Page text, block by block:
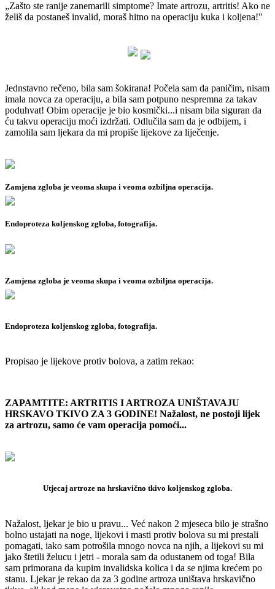
„Zašto ste ranije zanemarili simptome? Imate artrozu, artritis! Ako ne
želiš da postaneš invalid, moraš hitno na operaciju kuka i koljena!"
Jednstavno rečeno, bila sam šokirana! Počela sam da paničim, nisam
imala novca za operaciju, a bila sam potpuno nespremna za takav
poduhvat! Obim operacije je bio kosmički...i nisam bila siguran da
ću takvu operaciju moći izdržati. Odlučila sam da je odbijem, i
zamolila sam ljekara da mi propiše lijekove za liječenje.
Zamjena zgloba je veoma skupa i veoma ozbiljna operacija.
Endoproteza koljenskog zgloba, fotografija.
Zamjena zgloba je veoma skupa i veoma ozbiljna operacija.
Endoproteza koljenskog zgloba, fotografija.
Propisao je lijekove protiv bolova, a zatim rekao:
ZAPAMTITE: ARTRITIS I ARTROZA UNIŠTAVAJU
HRSKAVO TKIVO ZA 3 GODINE! Nažalost, ne postoji lijek
za artrozu, samo će vam operacija pomoći...
Utjecaj artroze na hrskavično tkivo koljenskog zgloba.
Nažalost, ljekar je bio u pravu... Već nakon 2 mjeseca bilo je strašno
bolno ustajati na noge, lijekovi i masti protiv bolova su mi prestali
pomagati, iako sam potrošila mnogo novca na njih, a lijekovi su mi
jako štetili želucu i jetri - morala sam da odustanem od toga! Bila
sam primorana da kupim invalidska kolica i da se njima krećem po
stanu. Ljekar je rekao da za 3 godine artroza uništava hrskavično